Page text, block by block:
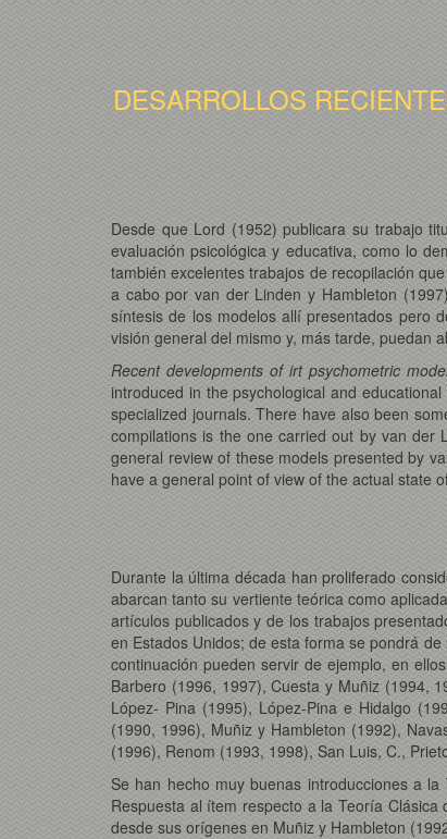
DESARROLLOS
Desde que Lord (1952) publicara su trabajo
evaluación psicológica y educativa, como lo
también excelentes trabajos de recopilación
a cabo por van der Linden y Hambleton
síntesis de los modelos allí presentados pero
visión general del mismo y, más tarde, puedan
Recent developments of irt psychometric
introduced in the psychological and
specialized journals. There have also been
compilations is the one carried out by van der
general review of these models presented by
have a general point of view of the actual state
Durante la última década han proliferado
abarcan tanto su vertiente teórica como
artículos publicados y de los trabajos
en Estados Unidos; de esta forma se pondrá
continuación pueden servir de ejemplo, en
Barbero (1996, 1997), Cuesta y Muñiz (1994,
López- Pina (1995), López-Pina e Hidalgo
(1990, 1996), Muñiz y Hambleton (1992),
(1996), Renom (1993, 1998), San Luis, C.,
Se han hecho muy buenas introducciones a
Respuesta al ítem respecto a la Teoría
desde sus orígenes en Muñiz y Hambleton